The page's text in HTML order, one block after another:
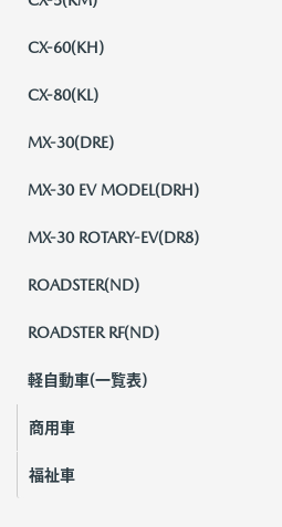
CX-60(KH)
CX-80(KL)
MX-30(DRE)
MX-30 EV MODEL(DRH)
MX-30 ROTARY-EV(DR8)
ROADSTER(ND)
ROADSTER RF(ND)
軽自動車(一覧表)
商用車
福祉車